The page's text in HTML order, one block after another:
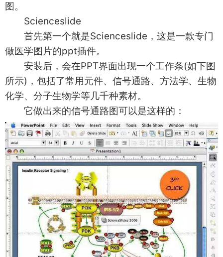
图。
Scienceslide
首先第一个就是Scienceslide，这是一款专门
做医学图片的ppt插件。
安装后，会在PPT界面出现一个工作条(如下图
所示)，包括了常用元件、信号通路、方法学、生物
化学、分子生物学等几千种素材。
它做出来的信号通路图可以是这样的：